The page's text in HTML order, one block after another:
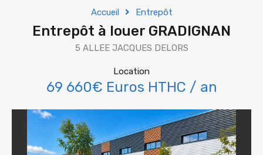
Accueil Entrepôt
Entrepôt à louer GRADIGNAN
5 ALLEE JACQUES DELORS
Location
69 660€ Euros HTHC / an